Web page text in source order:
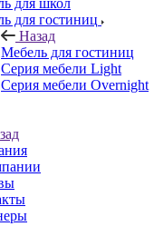
для школ
для гостиниц
Назад
Мебель для гостиниц
Серия мебели Light
Серия мебели Overnight